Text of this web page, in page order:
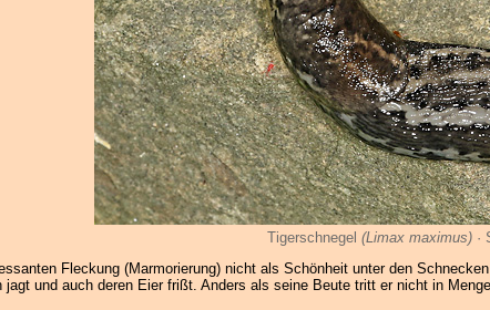
Tigerschnegel (Limax maximus)·
Fleckung (Marmorierung) nicht als Schönheit unter den
und auch deren Eier frißt. Anders als seine Beute tritt er nicht in